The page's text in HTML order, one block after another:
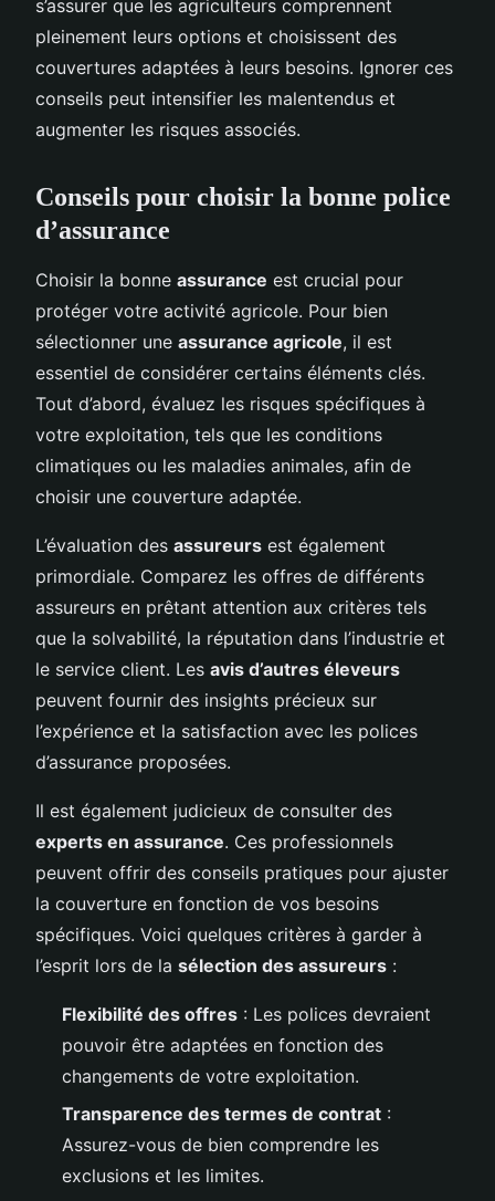
s’assurer que les agriculteurs comprennent
pleinement leurs options et choisissent des
couvertures adaptées à leurs besoins. Ignorer ces
conseils peut intensifier les malentendus et
augmenter les risques associés.
Conseils pour choisir la bonne police
d’assurance
Choisir la bonne assurance est crucial pour
protéger votre activité agricole. Pour bien
sélectionner une assurance agricole, il est
essentiel de considérer certains éléments clés.
Tout d’abord, évaluez les risques spécifiques à
votre exploitation, tels que les conditions
climatiques ou les maladies animales, afin de
choisir une couverture adaptée.
L’évaluation des assureurs est également
primordiale. Comparez les offres de différents
assureurs en prêtant attention aux critères tels
que la solvabilité, la réputation dans l’industrie et
le service client. Les avis d’autres éleveurs
peuvent fournir des insights précieux sur
l’expérience et la satisfaction avec les polices
d’assurance proposées.
Il est également judicieux de consulter des
experts en assurance. Ces professionnels
peuvent offrir des conseils pratiques pour ajuster
la couverture en fonction de vos besoins
spécifiques. Voici quelques critères à garder à
l’esprit lors de la sélection des assureurs :
Flexibilité des offres : Les polices devraient
pouvoir être adaptées en fonction des
changements de votre exploitation.
Transparence des termes de contrat :
Assurez-vous de bien comprendre les
exclusions et les limites.